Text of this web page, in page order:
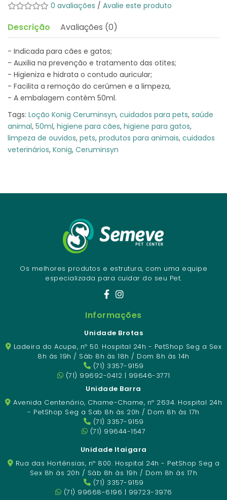
0 avaliações / Avalie este produto
Descrição Avaliações (0)
- Indicada para cães e gatos;
- Auxilia na prevenção e tratamento das otites;
- Higieniza e hidrata o contudo auricular;
- Facilita a remoção do cerúmen e a limpeza,
- A embalagem contém 50ml.
Tags: Loção Konig Ceruminsyn, cuidados para pets, saúde
animal, 50ml, higiene para cães, higiene para gatos,
limpeza de ouvidos, pets, produtos para animais, cuidados
veterinários, Konig, Ceruminsyn
Os melhores produtos e estrutura, com uma equipe
especializada para cuidar do seu Pet.
Informações
Unidade Brotas
Ladeira do Acupe, nº 50. Hospital 24h - PetShop Seg a Sex
8h às 19h / Sáb 8h às 18h / Dom 8h às 14h
(71) 3357-9159
(71) 99692-0412 | 99646-3771
Unidade Barra
Avenida Centenário, Chame-Chame, nº 2634. Hospital 24h
- PetShop Seg a Sab 8h às 20h / Dom 8h às 17h
(71) 3357-9159
(71) 99644-1547
Unidade Itaigara
Rua das Hortênsias, nº 800. Hospital 24h - PetShop Seg a
Sex 8h às 20h / Sáb 8h às 19h / Dom 8h às 17h
(71) 3357-9159
(71) 99668-6196 | 99723-3976